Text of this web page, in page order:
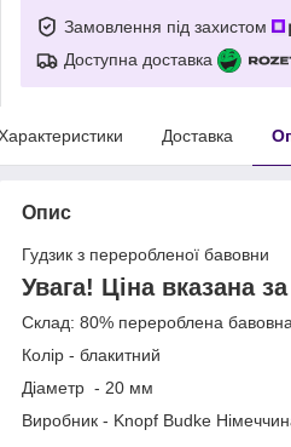
Замовлення під захистом
Доступна доставка
Доставка
Опис
Гудзик з переробленої бавовни
Увага! Ціна вказана
Склад: 80% перероблена
Колір - блакитний
Діаметр - 20 мм
Виробник - Knopf Budke